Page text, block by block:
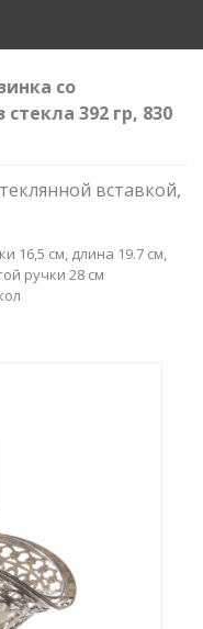
со
392 гр, 830
вставкой,
16,5 см, длина 19.7 см,
ручки 28 см